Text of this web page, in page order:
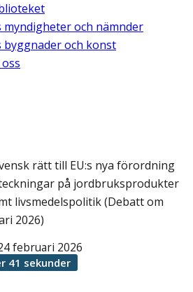
myndigheter och nämnder
byggnader och konst
rätt till EU:s nya förordning
på jordbruksprodukter
livsmedelspolitik (Debatt om
2026)
februari 2026
41 sekunder